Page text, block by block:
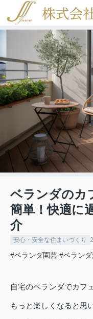
ベランダのカ
簡単！快適に
介
安心・安全な住まいづくり
#ベランダ園芸 #ベランダ
自宅のベランダでカフ
もっと楽しくなると思